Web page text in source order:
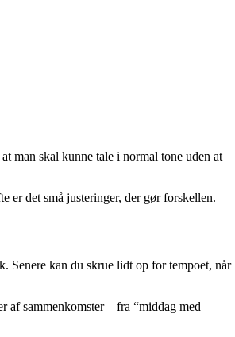
man skal kunne tale i normal tone uden at
er det små justeringer, der gør forskellen.
Senere kan du skrue lidt op for tempoet, når
af sammenkomster – fra “middag med